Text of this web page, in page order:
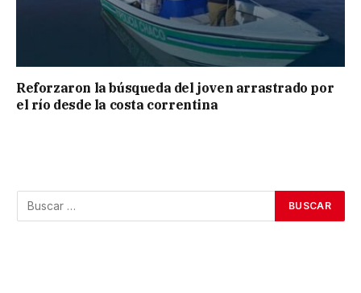
Reforzaron la búsqueda del joven arrastrado por
el río desde la costa correntina